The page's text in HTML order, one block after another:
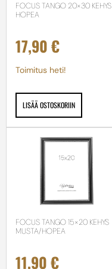
FOCUS TANGO 20×30 KEHYS
HOPEA
17,90€
Toimitus heti!
LISÄÄ OSTOSKORIIN
FOCUS TANGO 15×20 KEHYS
MUSTA/HOPEA
11,90€